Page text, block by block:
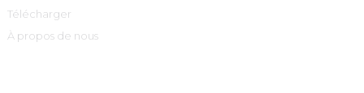
Télécharger
À propos de nous